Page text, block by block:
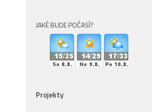
JAKÉ BUDE POČASÍ?
Projekty